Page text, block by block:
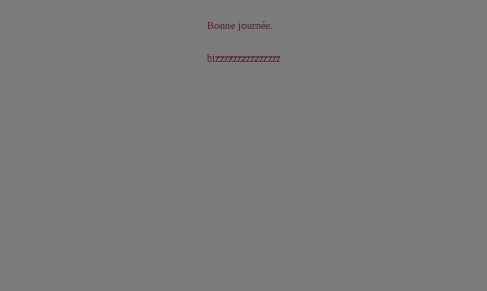
Bonne journée.
bizzzzzzzzzzzzzzz